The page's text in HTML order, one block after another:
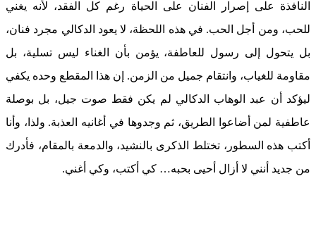
النافذة على إصرار الفنان على الحياة رغم كل الفقد، لأنه يغني
للحب، ومن أجل الحب. في هذه اللحظة، لا يعود الدكالي مجرد فنان،
بل يتحول إلى رسول للعاطفة، يؤمن بأن الغناء ليس تسلية، بل
مقاومة للغياب، وانتقام جميل من الزمن. إن هذا المقطع وحده يكفي
ليؤكد أن عبد الوهاب الدكالي لم يكن فقط صوت جيل، بل بوصلة
عاطفية لمن أضاعوا الطريق، ثم وجدوها في أغانيه العذبة. ولذا، وأنا
أكتب هذه السطور، تختلط الذكرى بالنشيد، والدمعة بالمقام، فأدرك
من جديد أنني لا أزال أحيى بحبه… كي أكتب، وكي أغني.